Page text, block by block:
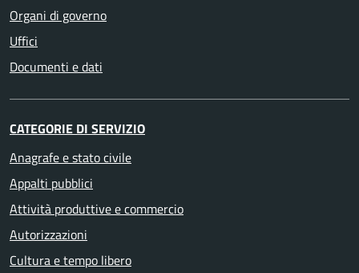
Organi di governo
Uffici
Documenti e dati
CATEGORIE DI SERVIZIO
Anagrafe e stato civile
Appalti pubblici
Attività produttive e commercio
Autorizzazioni
Cultura e tempo libero